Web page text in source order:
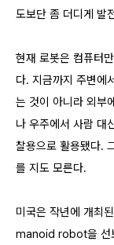
도보단 좀 더디게 발
현재 로봇은 컴퓨터
다. 지금까지 주변에
는 것이 아니라 외부
나 우주에서 사람 대
찰용으로 활용됐다.
를 지도 모른다.
미국은 작년에 개최
manoid robot을 선